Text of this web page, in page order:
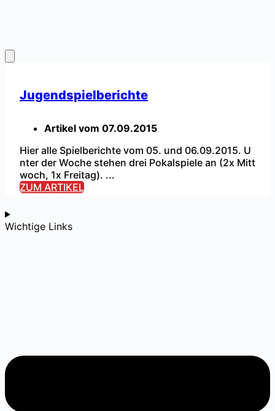
Jugendspielberichte
Artikel vom 07.09.2015
Hier alle Spielberichte vom 05. und 06.09.2015. U
nter der Woche stehen drei Pokalspiele an (2x Mitt
woch, 1x Freitag). ...
ZUM ARTIKEL
Wichtige Links